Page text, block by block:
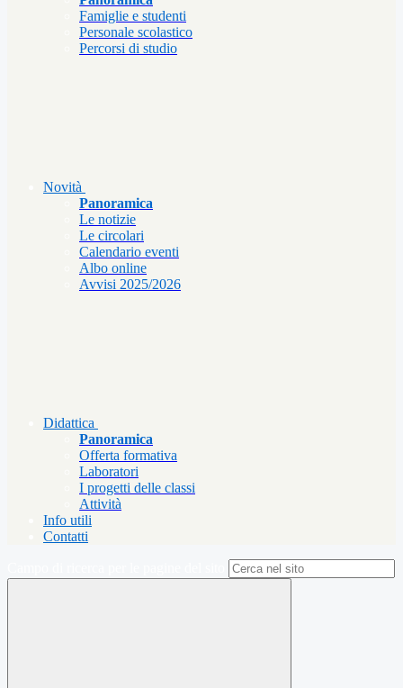
Famiglie e studenti
Personale scolastico
Percorsi di studio
Novità
Panoramica
Le notizie
Le circolari
Calendario eventi
Albo online
Avvisi 2025/2026
Didattica
Panoramica
Offerta formativa
Laboratori
I progetti delle classi
Attività
Info utili
Contatti